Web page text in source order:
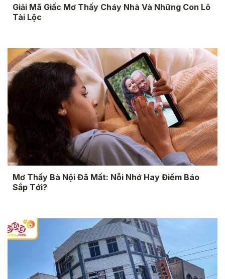
Giải Mã Giấc Mơ Thấy Cháy Nhà Và Những Con Lô
Tài Lộc
Mơ Thấy Bà Nội Đã Mất: Nỗi Nhớ Hay Điềm Báo
Sắp Tới?